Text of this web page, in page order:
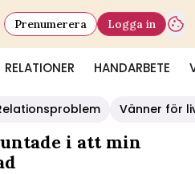
RELATIONER HANDARBETE
Prenumerera Logga in
Vänner för
i att min